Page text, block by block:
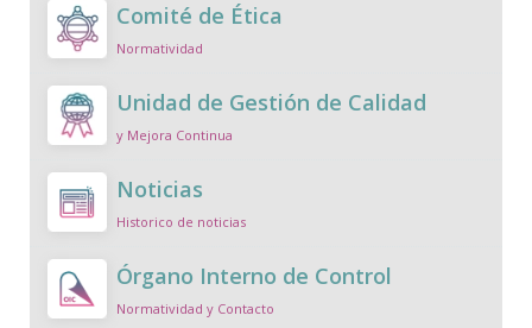
Comité de Ética
Normatividad
Unidad de Gestión de Calidad
y Mejora Continua
Noticias
Historico de noticias
Órgano Interno de Control
Normatividad y Contacto